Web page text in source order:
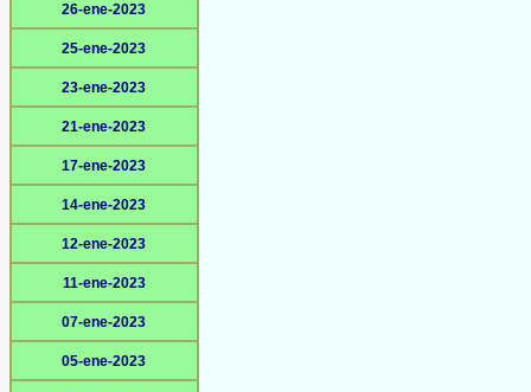
26-ene-2023
25-ene-2023
23-ene-2023
21-ene-2023
17-ene-2023
14-ene-2023
12-ene-2023
11-ene-2023
07-ene-2023
05-ene-2023